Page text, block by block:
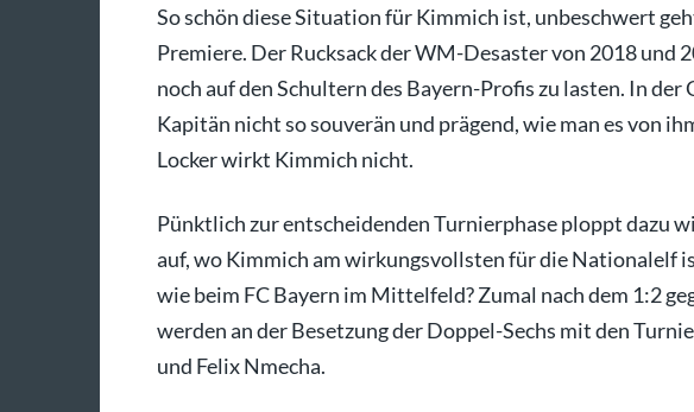
So schön diese Situation für Kimmich ist, unbeschwert
Premiere. Der Rucksack der WM-Desaster von 2018 und
noch auf den Schultern des Bayern-Profis zu lasten. In der
Kapitän nicht so souverän und prägend, wie man es von
Locker wirkt Kimmich nicht.
Pünktlich zur entscheidenden Turnierphase ploppt dazu
auf, wo Kimmich am wirkungsvollsten für die Nationalelf
wie beim FC Bayern im Mittelfeld? Zumal nach dem 1:2
werden an der Besetzung der Doppel-Sechs mit den
und Felix Nmecha.